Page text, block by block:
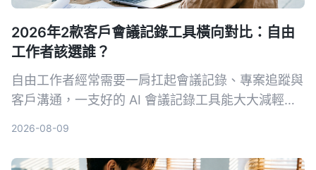
2026年2款客戶會議記錄工具橫向對比：自由
工作者該選誰？
自由工作者經常需要一肩扛起會議記錄、專案追蹤與
客戶溝通，一支好的 AI 會議記錄工具能大大減輕負
與 Otter.ai，幫助你找到最適合接案者的會議記錄幫
2026-08-09